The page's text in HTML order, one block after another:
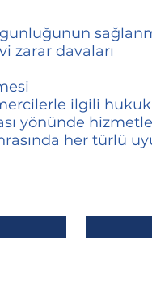
zarar davaları
ilgili
yönünde
her türlü